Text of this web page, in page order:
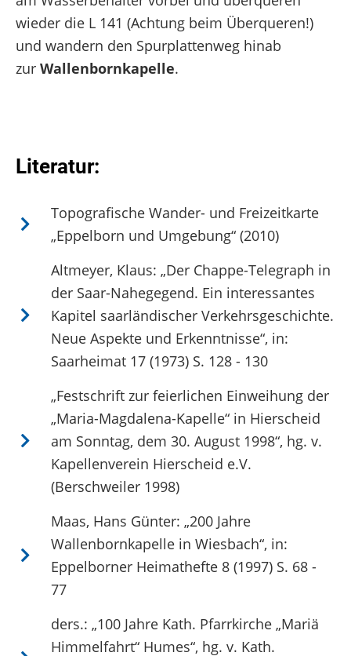
wieder die L 141 (Achtung beim Überqueren!)
und wandern den Spurplattenweg hinab
zur Wallenbornkapelle.
Literatur:
Topografische Wander- und Freizeitkarte
„Eppelborn und Umgebung“ (2010)
Altmeyer, Klaus: „Der Chappe-Telegraph in
der Saar-Nahegegend. Ein interessantes
Kapitel saarländischer Verkehrsgeschichte.
Neue Aspekte und Erkenntnisse“, in:
Saarheimat 17 (1973) S. 128 - 130
„Festschrift zur feierlichen Einweihung der
„Maria-Magdalena-Kapelle“ in Hierscheid
am Sonntag, dem 30. August 1998“, hg. v.
Kapellenverein Hierscheid e.V.
(Berschweiler 1998)
Maas, Hans Günter: „200 Jahre
Wallenbornkapelle in Wiesbach“, in:
Eppelborner Heimathefte 8 (1997) S. 68 -
77
ders.: „100 Jahre Kath. Pfarrkirche „Mariä
Himmelfahrt“ Humes“, hg. v. Kath.